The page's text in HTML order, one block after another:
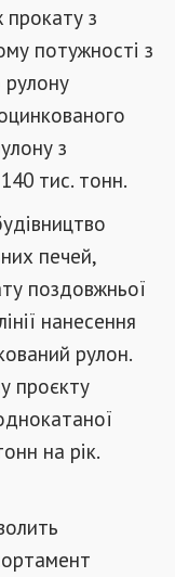
з
потужності з
з
тис. тонн.
печей,
поздовжньої
нанесення
рулон.
проєкту
на рік.